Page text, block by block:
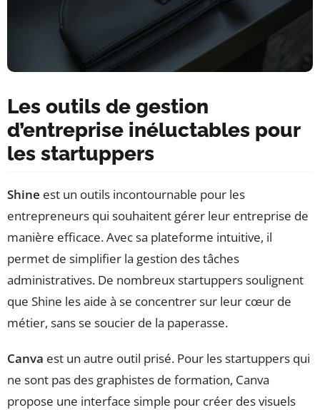
Les outils de gestion
d’entreprise inéluctables pour
les startuppers
Shine est un outils incontournable pour les
entrepreneurs qui souhaitent gérer leur entreprise de
manière efficace. Avec sa plateforme intuitive, il
permet de simplifier la gestion des tâches
administratives. De nombreux startuppers soulignent
que Shine les aide à se concentrer sur leur cœur de
métier, sans se soucier de la paperasse.
Canva est un autre outil prisé. Pour les startuppers qui
ne sont pas des graphistes de formation, Canva
propose une interface simple pour créer des visuels